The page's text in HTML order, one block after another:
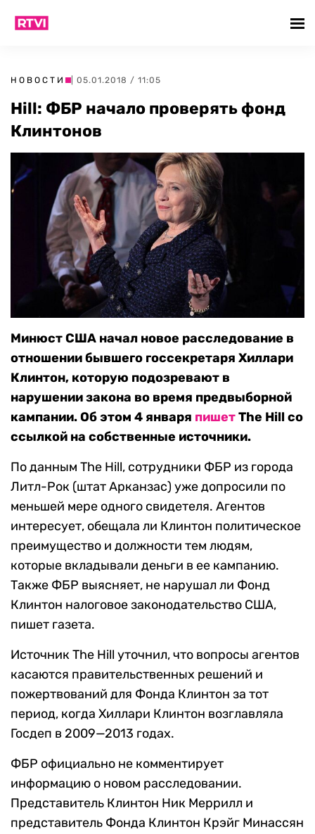
НОВОСТИ | 05.01.2018 / 11:05
Hill: ФБР начало проверять фонд
Клинтонов
Минюст США начал новое расследование в
отношении бывшего госсекретаря Хиллари
Клинтон, которую подозревают в
нарушении закона во время предвыборной
кампании. Об этом 4 января пишетThe Hill со
ссылкой на собственные источники.
По данным The Hill, сотрудники ФБР из города
Литл-Рок (штат Арканзас) уже допросили по
меньшей мере одного свидетеля. Агентов
интересует, обещала ли Клинтон политическое
преимущество и должности тем людям,
которые вкладывали деньги в ее кампанию.
Также ФБР выясняет, не нарушал ли Фонд
Клинтон налоговое законодательство США,
пишет газета.
Источник The Hill уточнил, что вопросы агентов
касаются правительственных решений и
пожертвований для Фонда Клинтон за тот
период, когда Хиллари Клинтон возглавляла
Госдеп в 2009—2013 годах.
ФБР официально не комментирует
информацию о новом расследовании.
Представитель Клинтон Ник Меррилл и
представитель Фонда Клинтон Крэйг Минассян